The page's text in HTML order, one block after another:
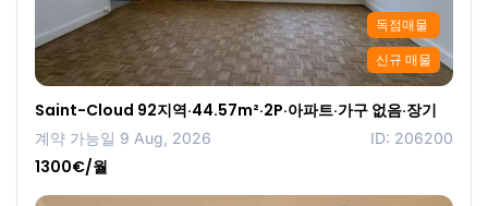
독점매물
신규 매물
Saint-Cloud 92지역·44.57m²·2P·아파트·가구 없음·장기
계약 가능일 9 Aug, 2026 ID: 206200
1300€/월